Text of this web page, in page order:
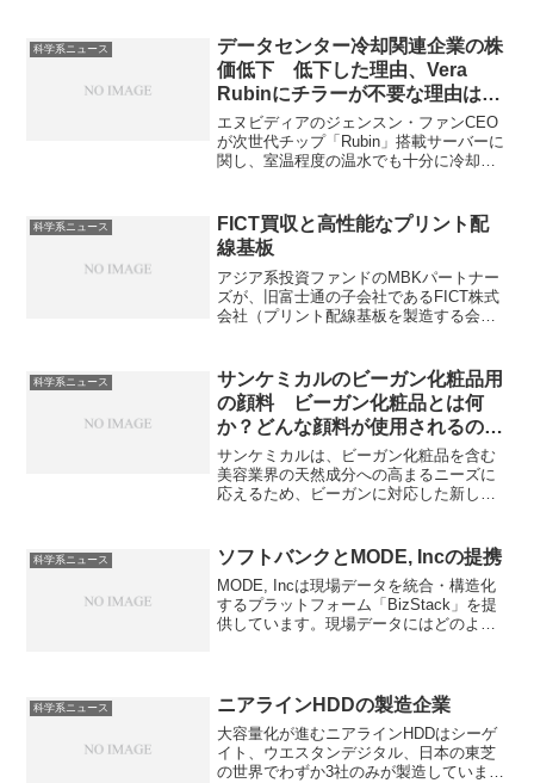
科学系ニュース
データセンター冷却関連企業の株
価低下 低下した理由、Vera
Rubinにチラーが不要な理由は何
か？
エヌビディアのジェンスン・ファンCEO
が次世代チップ「Rubin」搭載サーバーに
関し、室温程度の温水でも十分に冷却可
できる理由やエネルギー効率の改善方法
を知ることができます。
科学系ニュース
FICT買収と高性能なプリント配
線基板
アジア系投資ファンドのMBKパートナー
ズが、旧富士通の子会社であるFICT株式
会社（プリント配線基板を製造する会
ト配線板の製造技術をどのように実現し
ているのかを知ることができる記事にな
っています。
科学系ニュース
サンケミカルのビーガン化粧品用
の顔料 ビーガン化粧品とは何
か？どんな顔料が使用されるの
か？
サンケミカルは、ビーガン化粧品を含む
美容業界の天然成分への高まるニーズに
応えるため、ビーガンに対応した新しい
使用されるのかを知ることができます。
科学系ニュース ソフトバンクとMODE, Incの提携
MODE, Incは現場データを統合・構造化
するプラットフォーム「BizStack」を提
供しています。現場データにはどのよう
科学系ニュース ニアラインHDDの製造企業
大容量化が進むニアラインHDDはシーゲ
イト、ウエスタンデジタル、日本の東芝
の世界でわずか3社のみが製造していま